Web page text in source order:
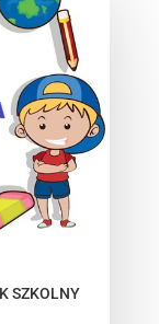
SZKOLNY